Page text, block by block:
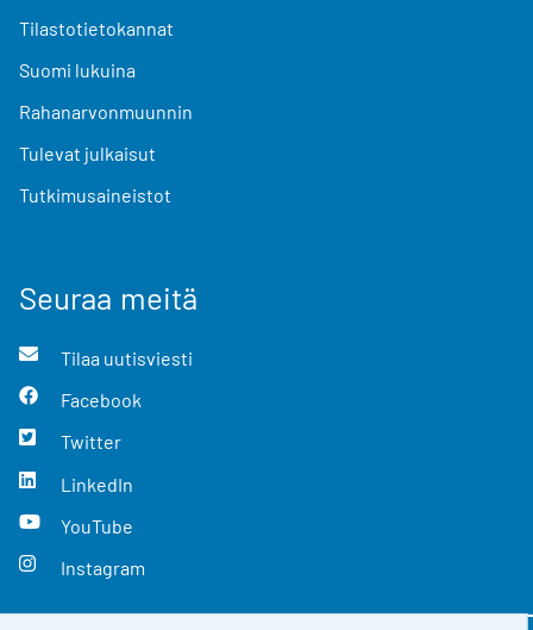
Tilastotietokannat
Suomi lukuina
Rahanarvonmuunnin
Tulevat julkaisut
Tutkimusaineistot
Seuraa meitä
Tilaa uutisviesti
Facebook
Twitter
LinkedIn
YouTube
Instagram